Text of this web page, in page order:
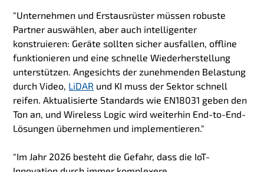
"Unternehmen und Erstausrüster müssen robuste
Partner auswählen, aber auch intelligenter
konstruieren: Geräte sollten sicher ausfallen, offline
funktionieren und eine schnelle Wiederherstellung
unterstützen. Angesichts der zunehmenden Belastung
durch Video, LiDAR und KI muss der Sektor schnell
reifen. Aktualisierte Standards wie EN18031 geben den
Ton an, und Wireless Logic wird weiterhin End-to-End-
Lösungen übernehmen und implementieren."
"Im Jahr 2026 besteht die Gefahr, dass die IoT-